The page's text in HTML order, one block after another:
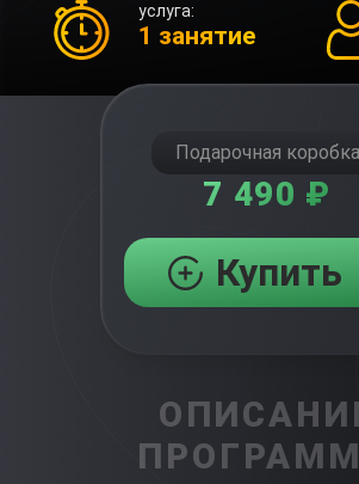
услуга:
1 занятие
Подарочная коробка
7 490 ₽
Купить